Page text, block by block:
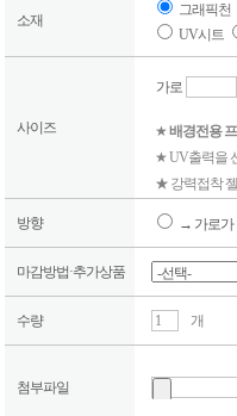
소재
그래픽천
UV시트
사이즈
가로
★배경전용
★ UV출력을
★ 강력접착
방향 → 가로가
마감방법·추가상품
수량 개
첨부파일